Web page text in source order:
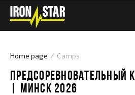
Home page Camps
ПРЕДСОРЕВНОВАТЕЛЬНЫЙ
| МИНСК 2026